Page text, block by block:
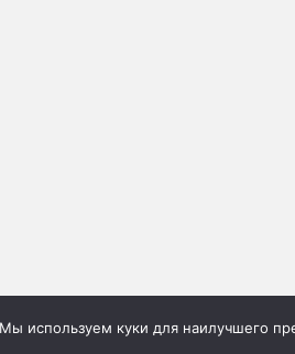
"Сию" Сервис коммерческих
Мы используем куки для наилучшего